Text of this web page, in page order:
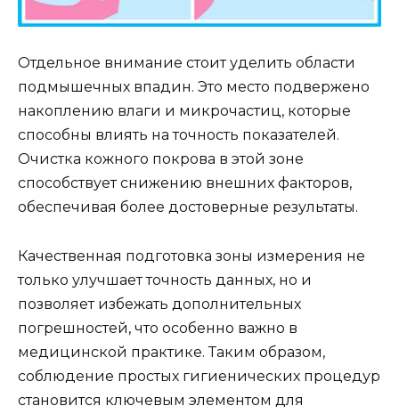
Отдельное внимание стоит уделить области
подмышечных впадин. Это место подвержено
накоплению влаги и микрочастиц, которые
способны влиять на точность показателей.
Очистка кожного покрова в этой зоне
способствует снижению внешних факторов,
обеспечивая более достоверные результаты.
Качественная подготовка зоны измерения не
только улучшает точность данных, но и
позволяет избежать дополнительных
погрешностей, что особенно важно в
медицинской практике. Таким образом,
соблюдение простых гигиенических процедур
становится ключевым элементом для